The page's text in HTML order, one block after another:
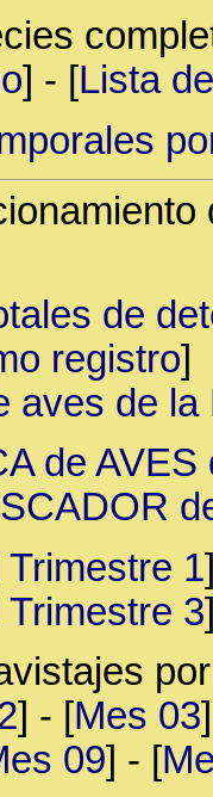
] - [Lista
de
registro]
aves de
de
1
3
] - [Mes 03
09] - [